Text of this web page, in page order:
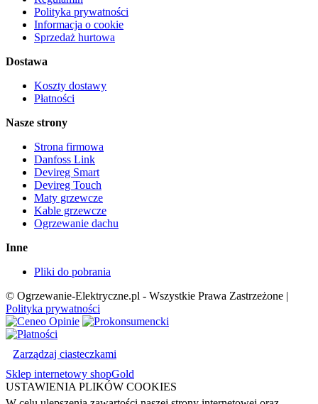
Polityka prywatności
Informacja o cookie
Sprzedaż hurtowa
Dostawa
Koszty dostawy
Płatności
Nasze strony
Strona firmowa
Danfoss Link
Devireg Smart
Devireg Touch
Maty grzewcze
Kable grzewcze
Ogrzewanie dachu
Inne
Pliki do pobrania
© Ogrzewanie-Elektryczne.pl - Wszystkie Prawa Zastrzeżone |
Polityka prywatności
Zarządzaj ciasteczkami
Sklep internetowy shopGold
USTAWIENIA PLIKÓW COOKIES